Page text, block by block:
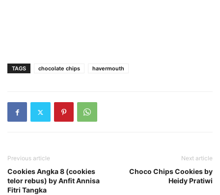
TAGS chocolate chips havermouth
Previous article
Cookies Angka 8 (cookies
telor rebus) by Anfit Annisa
Fitri Tangka
Next article
Choco Chips Cookies by
Heidy Pratiwi